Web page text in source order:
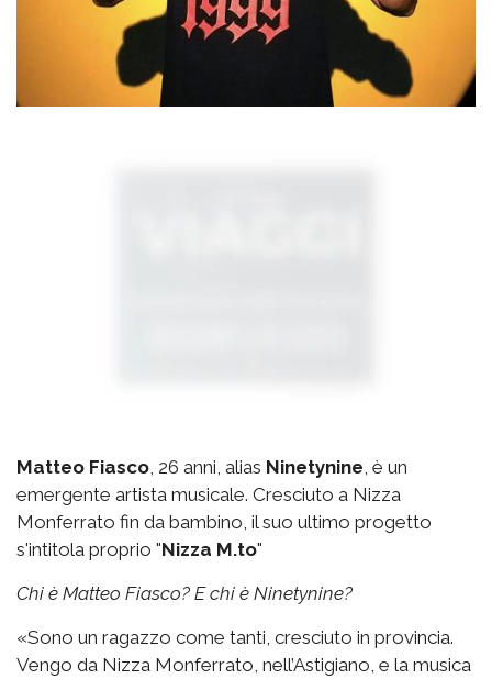
Matteo Fiasco , 26 anni, alias Ninetynine , è un
emergente artista musicale. Cresciuto a Nizza
Monferrato fin da bambino, il suo ultimo progetto
s'intitola proprio "Nizza M.to"
Chi è Matteo Fiasco? E chi è Ninetynine?
«Sono un ragazzo come tanti, cresciuto in provincia.
Vengo da Nizza Monferrato, nell’Astigiano, e la musica